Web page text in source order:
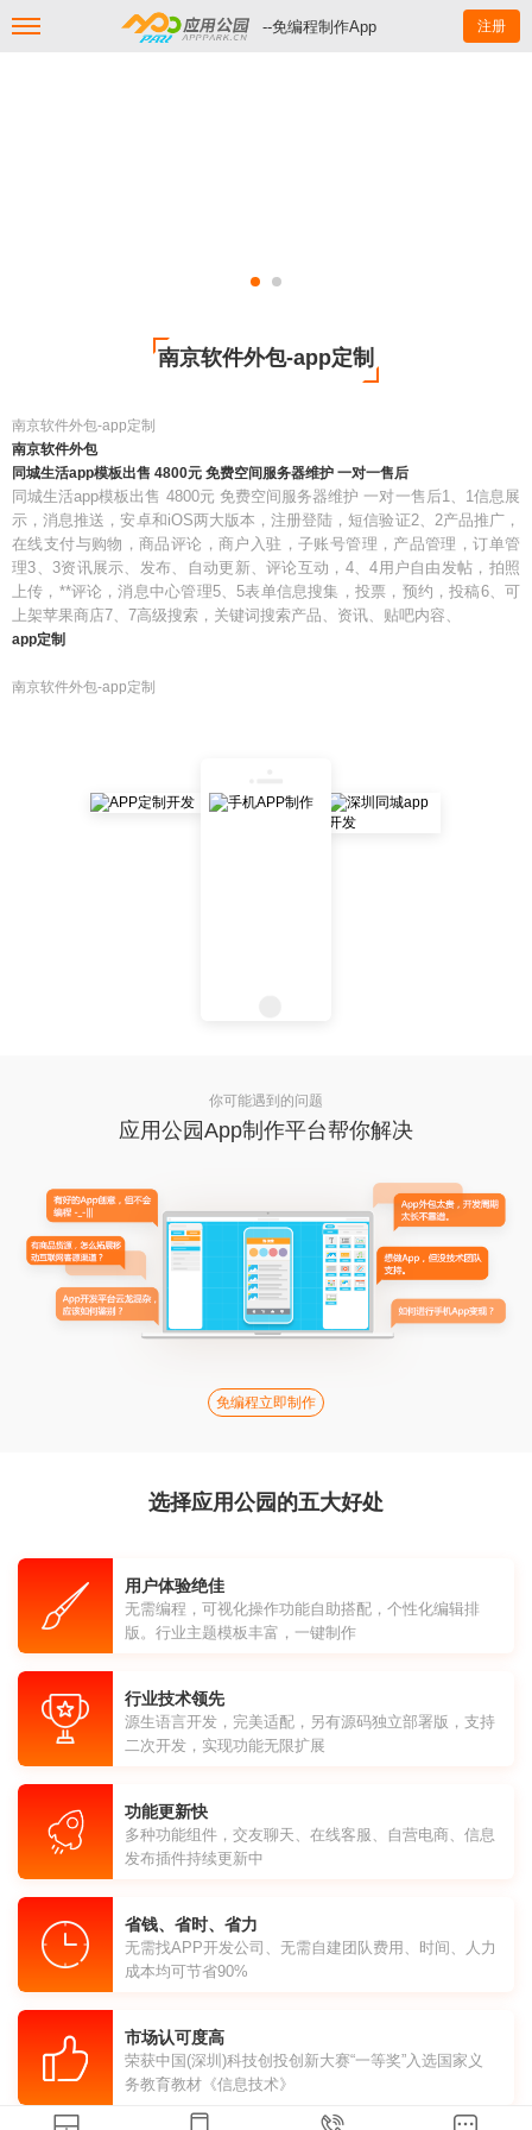
--免编程制作App 注册
南京软件外包-app定制
南京软件外包-app定制
南京软件外包
同城生活app模板出售 4800元 免费空间服务器维护 一对一售后
同城生活app模板出售 4800元 免费空间服务器维护 一对一售后1、1信息展
示，消息推送，安卓和iOS两大版本，注册登陆，短信验证2、2产品推广，
在线支付与购物，商品评论，商户入驻，子账号管理，产品管理，订单管
理3、3资讯展示、发布、自动更新、评论互动，4、4用户自由发帖，拍照
上传，**评论，消息中心管理5、5表单信息搜集，投票，预约，投稿6、可
上架苹果商店7、7高级搜索，关键词搜索产品、资讯、贴吧内容、
app定制
南京软件外包-app定制
你可能遇到的问题
应用公园App制作平台帮你解决
免编程立即制作
选择应用公园的五大好处
用户体验绝佳
无需编程，可视化操作功能自助搭配，个性化编辑排
版。行业主题模板丰富，一键制作
行业技术领先
源生语言开发，完美适配，另有源码独立部署版，支持
二次开发，实现功能无限扩展
功能更新快
多种功能组件，交友聊天、在线客服、自营电商、信息
发布插件持续更新中
省钱、省时、省力
无需找APP开发公司、无需自建团队费用、时间、人力
成本均可节省90%
市场认可度高
荣获中国(深圳)科技创投创新大赛“一等奖”入选国家义
务教育教材《信息技术》